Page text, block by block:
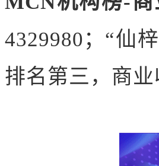
4329980；“仙
排名第三，商